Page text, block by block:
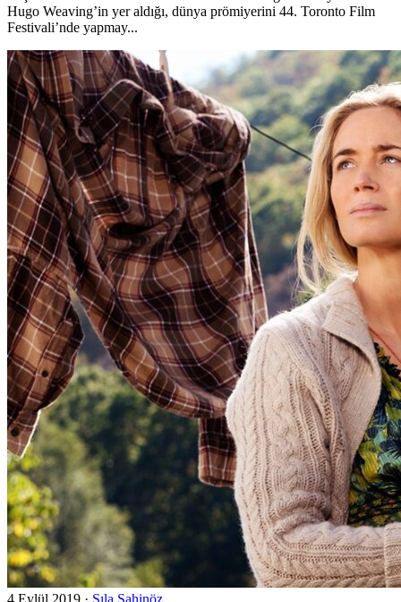
Hugo Weaving’in yer aldığı, dünya prömiyerini 44. Toronto Film
Festivali’nde yapmay...
4 Eylül 2019 · Sıla Şahinöz